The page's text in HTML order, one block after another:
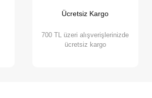
karşılayabilir ve onların yaşam kalitesini
Ücretsiz Kargo
700 TL üzeri alışverişlerinizde
ücretsiz kargo